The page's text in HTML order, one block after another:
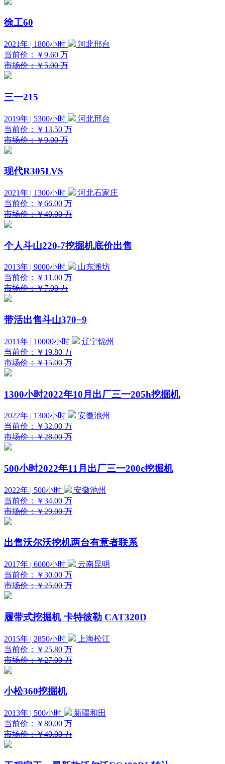
徐工60
2021年 | 1800小时
河北邢台
当前价：
￥9.60 万
市场价：￥5.00 万
三一215
2019年 | 5300小时
河北邢台
当前价：
￥13.50 万
市场价：￥9.00 万
现代R305LVS
2021年 | 1300小时
河北石家庄
当前价：
￥66.00 万
市场价：￥40.00 万
个人斗山220-7挖掘机底价出售
2013年 | 9000小时
山东潍坊
当前价：
￥11.00 万
市场价：￥7.00 万
带活出售斗山370−9
2011年 | 10000小时
辽宁锦州
当前价：
￥19.80 万
市场价：￥15.00 万
1300小时2022年10月出厂三一205h挖掘机
2022年 | 1300小时
安徽池州
当前价：
￥32.00 万
市场价：￥28.00 万
500小时2022年11月出厂三一200c挖掘机
2022年 | 500小时
安徽池州
当前价：
￥34.00 万
市场价：￥29.00 万
出售沃尔沃挖机两台有意者联系
2017年 | 6000小时
云南昆明
当前价：
￥30.00 万
市场价：￥25.00 万
履带式挖掘机 卡特彼勒 CAT320D
2015年 | 2850小时
上海松江
当前价：
￥25.80 万
市场价：￥27.00 万
小松360挖掘机
2013年 | 500小时
新疆和田
当前价：
￥80.00 万
市场价：￥40.00 万